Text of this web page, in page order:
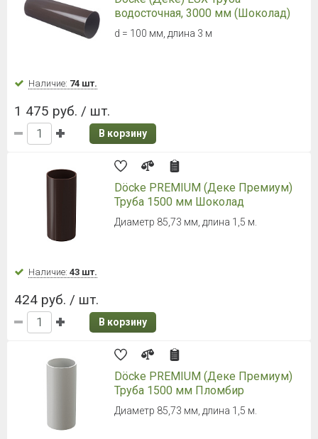
водосточная, 3000 мм (Шоколад)
d = 100 мм, длина 3 м
Наличие: 74 шт.
1 475 руб. / шт.
В корзину
Döcke PREMIUM (Деке Премиум)
Труба 1500 мм Шоколад
Диаметр 85,73 мм, длина 1,5 м.
Наличие: 43 шт.
424 руб. / шт.
В корзину
Döcke PREMIUM (Деке Премиум)
Труба 1500 мм Пломбир
Диаметр 85,73 мм, длина 1,5 м.